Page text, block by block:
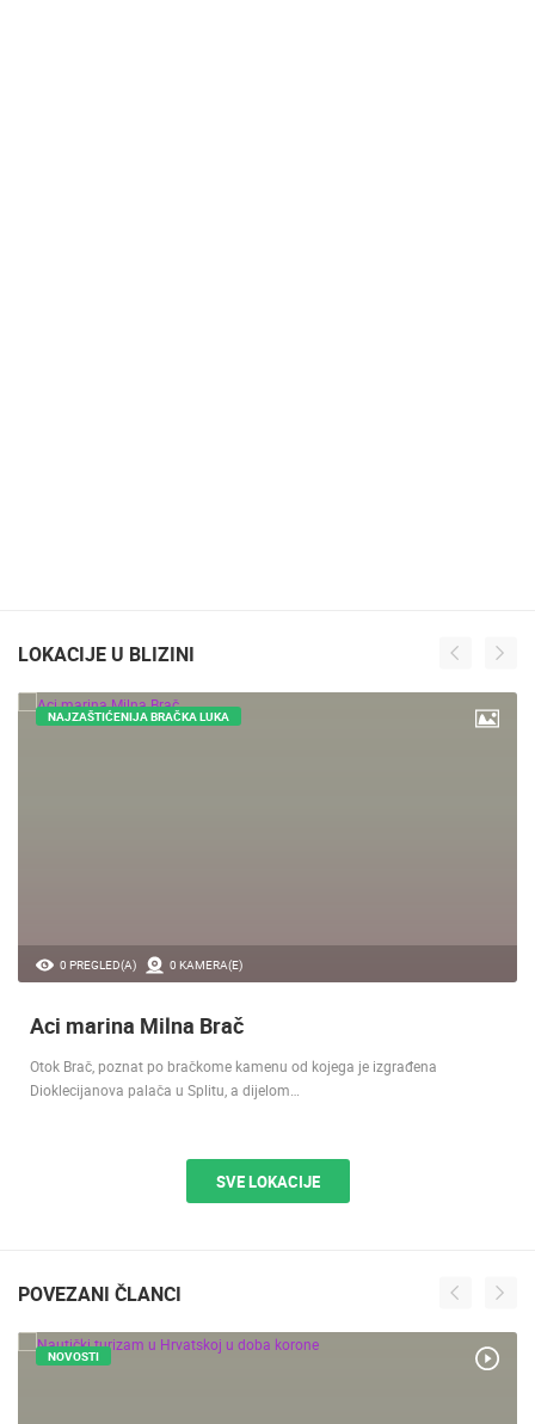
LOKACIJE U BLIZINI
0 PREGLED(A) 0 KAMERA(E)
NAJZAŠTIĆENIJA BRAČKA LUKA
Aci marina Milna Brač
Otok Brač, poznat po bračkome kamenu od kojega je izgrađena
Dioklecijanova palača u Splitu, a dijelom…
SVE LOKACIJE
POVEZANI ČLANCI
NOVOSTI